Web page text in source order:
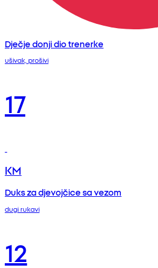
Dječje donji dio trenerke
ušivak, prošivi
17
KM
Duks za djevojčice sa vezom
dugi rukavi
12